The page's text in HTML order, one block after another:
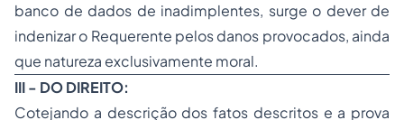
banco de dados de inadimplentes, surge o dever de
indenizar o Requerente pelos danos provocados, ainda
que natureza exclusivamente moral.
III - DO DIREITO:
Cotejando a descrição dos fatos descritos e a prova